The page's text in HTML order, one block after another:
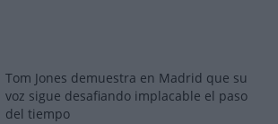
Tom Jones demuestra en Madrid que su
voz sigue desafiando implacable el paso
del tiempo